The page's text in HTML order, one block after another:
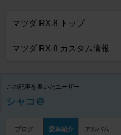
マツダ RX-8 トップ
マツダ RX-8 カスタム情報
この記事を書いたユーザー
シャコ＠
ブログ 愛車紹介 アルバム